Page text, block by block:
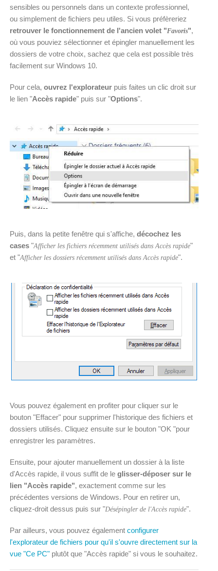
sensibles ou personnels dans un contexte professionnel,
ou simplement de fichiers peu utiles. Si vous préfèreriez
retrouver le fonctionnement de l'ancien volet "Favoris",
où vous pouviez sélectionner et épingler manuellement les
dossiers de votre choix, sachez que cela est possible très
facilement sur Windows 10.
Pour cela, ouvrez l'explorateur puis faites un clic droit sur
le lien "Accès rapide" puis sur "Options".
Puis, dans la petite fenêtre qui s'affiche, décochez les
cases "Afficher les fichiers récemment utilisés dans Accès rapide"
et "Afficher les dossiers récemment utilisés dans Accès rapide".
Vous pouvez également en profiter pour cliquer sur le
bouton "Effacer" pour supprimer l'historique des fichiers et
dossiers utilisés. Cliquez ensuite sur le bouton "OK "pour
enregistrer les paramètres.
Ensuite, pour ajouter manuellement un dossier à la liste
d'Accès rapide, il vous suffit de le glisser-déposer sur le
lien "Accès rapide", exactement comme sur les
précédentes versions de Windows. Pour en retirer un,
cliquez-droit dessus puis sur "Désépingler de l'Accès rapide".
Par ailleurs, vous pouvez également configurer
l'explorateur de fichiers pour qu'il s'ouvre directement sur la
vue "Ce PC" plutôt que "Accès rapide" si vous le souhaitez.